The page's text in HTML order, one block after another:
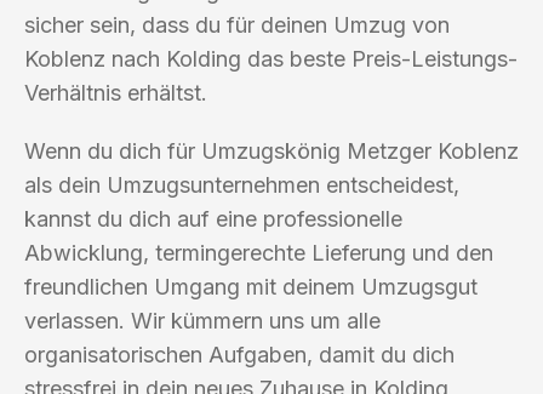
sicher sein, dass du für deinen Umzug von
Koblenz nach Kolding das beste Preis-Leistungs-
Verhältnis erhältst.
Wenn du dich für Umzugskönig Metzger Koblenz
als dein Umzugsunternehmen entscheidest,
kannst du dich auf eine professionelle
Abwicklung, termingerechte Lieferung und den
freundlichen Umgang mit deinem Umzugsgut
verlassen. Wir kümmern uns um alle
organisatorischen Aufgaben, damit du dich
stressfrei in dein neues Zuhause in Kolding